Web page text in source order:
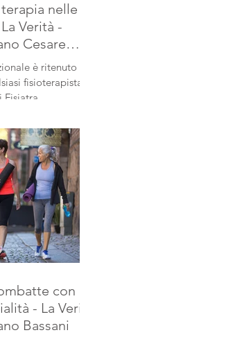
nelle
Verità -
Cesare
è ritenuto
fisioterapista.
Fisiatra
con
- La Verità
Bassani